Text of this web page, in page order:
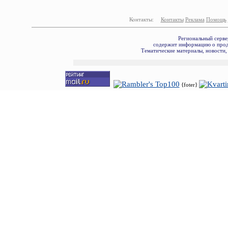
Контакты: Контакты Реклама Помощь
Региональный
содержит информацию о
Тематические материалы,
{foter}